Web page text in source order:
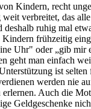
Kindern, recht
verbreitet, das
deshalb ruhig mal
frühzeitig
Uhr" oder „gib mir
geht man einfach
ist
werden nie
Auch die
Geldgeschenke